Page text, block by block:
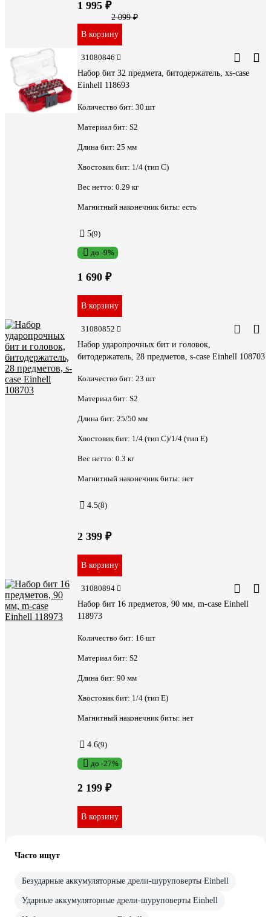
1 995 ₽
2 099 ₽
В корзину
31080846
Набор бит 32 предмета, битодержатель, xs-case
Einhell 118693
Количество бит: 30 шт
Материал бит: S2
Длина бит: 25 мм
Хвостовик бит: 1/4 (тип С)
Вес нетто: 0.29 кг
Магнитный наконечник биты: есть
5(9)
до -9%
1 690 ₽
В корзину
31080852
Набор ударопрочных бит и головок,
битодержатель, 28 предметов, s-case Einhell 108703
Количество бит: 23 шт
Материал бит: S2
Длина бит: 25/50 мм
Хвостовик бит: 1/4 (тип С)/1/4 (тип Е)
Вес нетто: 0.3 кг
Магнитный наконечник биты: нет
4.5(8)
2 399 ₽
В корзину
31080894
Набор бит 16 предметов, 90 мм, m-case Einhell
118973
Количество бит: 16 шт
Материал бит: S2
Длина бит: 90 мм
Хвостовик бит: 1/4 (тип Е)
Магнитный наконечник биты: нет
4.6(9)
до -27%
2 199 ₽
В корзину
Часто ищут
Безударные аккумуляторные дрели-шуруповерты Einhell
Ударные аккумуляторные дрели-шуруповерты Einhell